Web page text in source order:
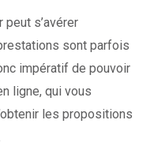
peut s’avérer
sont parfois
impératif de pouvoir
ligne, qui vous
les propositions